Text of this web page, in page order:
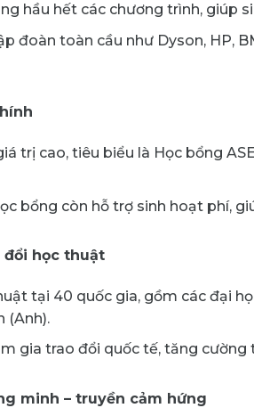
hầu hết các chương trình, giúp
đoàn toàn cầu như Dyson, HP,
trị cao, tiêu biểu là Học bổng
bổng còn hỗ trợ sinh hoạt phí,
đổi học thuật
tại 40 quốc gia, gồm các đại
(Anh).
gia trao đổi quốc tế, tăng
minh – truyền cảm hứng